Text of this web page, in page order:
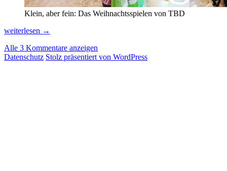
Klein, aber fein: Das Weihnachtsspielen von TBD
Taiwan
Design
(TBD)
weiterlesen →
Alle 3 Kommentare anzeigen
Datenschutz Stolz präsentiert von WordPress